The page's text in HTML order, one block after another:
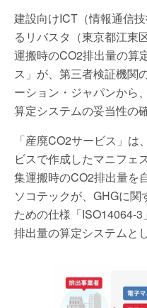
建設向けICT（情報通信
るリバスタ（東京都江東
運搬時のCO2排出量の算
ス」が、第三者検証機関
ーション・ジャパンから
算定システムの妥当性の
「産廃CO2サービス」
ビスで作成したマニフェ
集運搬時のCO2排出量を
ソコテックが、GHGに
ための仕様「ISO14064-
排出量の算定システムと